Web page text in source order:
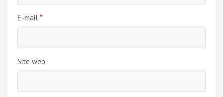
E-mail *
Site web